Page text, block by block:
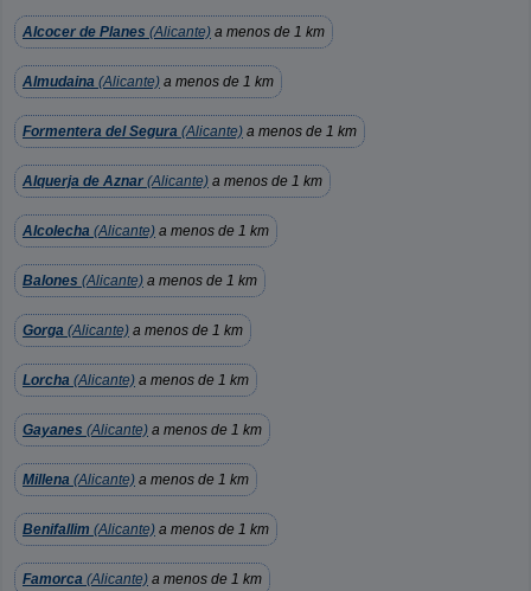
Alcocer de Planes (Alicante) a menos de 1 km
Almudaina (Alicante) a menos de 1 km
Formentera del Segura (Alicante) a menos de 1 km
Alquerja de Aznar (Alicante) a menos de 1 km
Alcolecha (Alicante) a menos de 1 km
Balones (Alicante) a menos de 1 km
Gorga (Alicante) a menos de 1 km
Lorcha (Alicante) a menos de 1 km
Gayanes (Alicante) a menos de 1 km
Millena (Alicante) a menos de 1 km
Benifallim (Alicante) a menos de 1 km
Famorca (Alicante) a menos de 1 km